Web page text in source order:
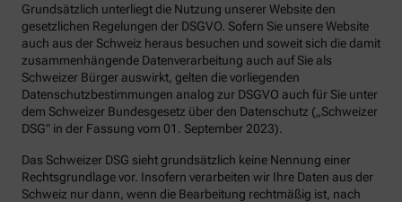
Grundsätzlich unterliegt die Nutzung unserer Website den
gesetzlichen Regelungen der DSGVO. Sofern Sie unsere Website
auch aus der Schweiz heraus besuchen und soweit sich die damit
zusammenhängende Datenverarbeitung auch auf Sie als
Schweizer Bürger auswirkt, gelten die vorliegenden
Datenschutzbestimmungen analog zur DSGVO auch für Sie unter
dem Schweizer Bundesgesetz über den Datenschutz („Schweizer
DSG" in der Fassung vom 01. September 2023).
Das Schweizer DSG sieht grundsätzlich keine Nennung einer
Rechtsgrundlage vor. Insofern verarbeiten wir Ihre Daten aus der
Schweiz nur dann, wenn die Bearbeitung rechtmäßig ist, nach